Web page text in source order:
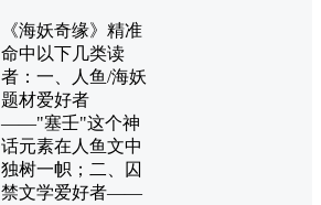
《海妖奇缘》精准
命中以下几类读
者：一、人鱼/海妖
题材爱好者
——"塞壬"这个神
话元素在人鱼文中
独树一帜；二、囚
禁文学爱好者——